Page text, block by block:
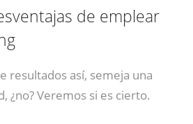
de emplear
resultados así, semeja una
¿no? Veremos si es cierto.